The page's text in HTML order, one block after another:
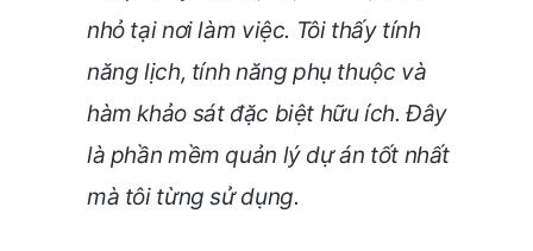
nhỏ tại nơi làm việc. Tôi thấy tính
năng lịch, tính năng phụ thuộc và
hàm khảo sát đặc biệt hữu ích. Đây
là phần mềm quản lý dự án tốt nhất
mà tôi từng sử dụng.